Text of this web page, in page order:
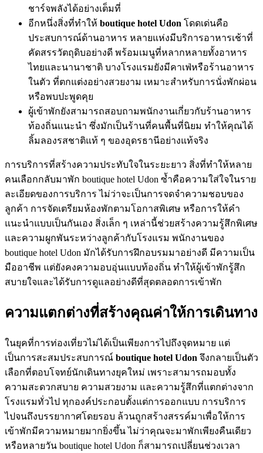
ชาร์จพลังได้อย่างเต็มที่
อีกหนึ่งสิ่งที่ทำให้ boutique hotel Udon โดดเด่นคือ
ประสบการณ์ด้านอาหาร หลายแห่งมีบริการอาหารเช้าที่
คัดสรรวัตถุดิบอย่างดี พร้อมเมนูที่หลากหลายทั้งอาหาร
ไทยและนานาชาติ บางโรงแรมยังมีคาเฟ่หรือร้านอาหาร
ในตัว ที่ตกแต่งอย่างสวยงาม เหมาะสำหรับการนั่งพักผ่อน
หรือพบปะพูดคุย
ผู้เข้าพักยังสามารถสอบถามพนักงานเกี่ยวกับร้านอาหาร
ท้องถิ่นแนะนำ ซึ่งมักเป็นร้านที่คนพื้นที่นิยม ทำให้คุณได้
ลิ้มลองรสชาติแท้ ๆ ของอุดรธานีอย่างแท้จริง
การบริการที่สร้างความประทับใจในระยะยาว สิ่งที่ทำให้หลาย
คนเลือกกลับมาพัก boutique hotel Udon ซ้ำคือความใส่ใจในราย
ละเอียดของการบริการ ไม่ว่าจะเป็นการจดจำความชอบของ
ลูกค้า การจัดเตรียมห้องพักตามโอกาสพิเศษ หรือการให้คำ
แนะนำแบบเป็นกันเอง สิ่งเล็ก ๆ เหล่านี้ช่วยสร้างความรู้สึกพิเศษ
และความผูกพันระหว่างลูกค้ากับโรงแรม พนักงานของ
boutique hotel Udon มักได้รับการฝึกอบรมมาอย่างดี มีความเป็น
มืออาชีพ แต่ยังคงความอบอุ่นแบบท้องถิ่น ทำให้ผู้เข้าพักรู้สึก
สบายใจและได้รับการดูแลอย่างดีที่สุดตลอดการเข้าพัก
ความแตกต่างที่สร้างคุณค่าให้การเดินทาง
ในยุคที่การท่องเที่ยวไม่ได้เป็นเพียงการไปถึงจุดหมาย แต่
เป็นการสะสมประสบการณ์ boutique hotel Udon จึงกลายเป็นตัว
เลือกที่ตอบโจทย์นักเดินทางยุคใหม่ เพราะสามารถมอบทั้ง
ความสะดวกสบาย ความสวยงาม และความรู้สึกที่แตกต่างจาก
โรงแรมทั่วไป ทุกองค์ประกอบตั้งแต่การออกแบบ การบริการ
ไปจนถึงบรรยากาศโดยรอบ ล้วนถูกสร้างสรรค์มาเพื่อให้การ
เข้าพักมีความหมายมากยิ่งขึ้น ไม่ว่าคุณจะมาพักเพียงคืนเดียว
หรือหลายวัน boutique hotel Udon ก็สามารถเปลี่ยนช่วงเวลา